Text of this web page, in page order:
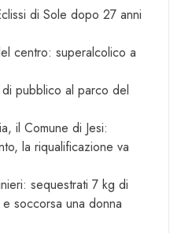
di Sole dopo 27 anni
centro: superalcolico a
pubblico al parco del
il Comune di Jesi:
la riqualificazione va
sequestrati 7 kg di
soccorsa una donna